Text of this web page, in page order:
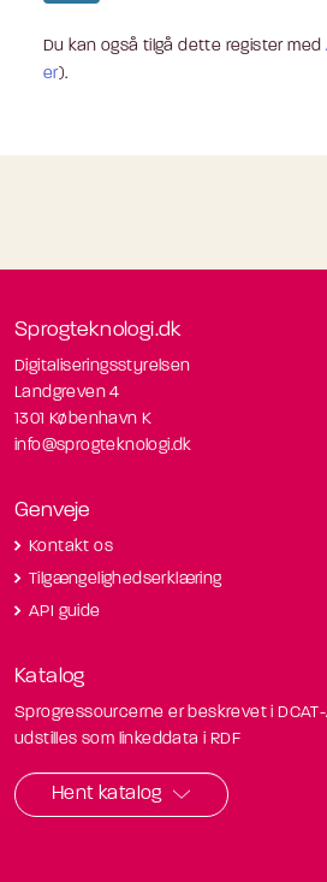
Du kan også tilgå dette register med
er).
Sprogteknologi.dk
Digitaliseringsstyrelsen
Landgreven 4
1301 København K
info@sprogteknologi.dk
Genveje
Kontakt os
Tilgængelighedserklæring
API guide
Katalog
Sprogressourcerne er beskrevet i
udstilles som linkeddata i RDF
Hent katalog